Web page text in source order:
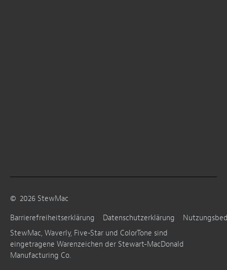
© 2026 StewMac
Barrierefreiheitserklärung
Datenschutzerklärung
StewMac, Waverly, Five-Star und ColorTone sind
eingetragene Warenzeichen der Stewart-MacDonald
Manufacturing Co.